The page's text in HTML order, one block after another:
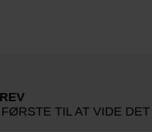
TIL AT VIDE DET